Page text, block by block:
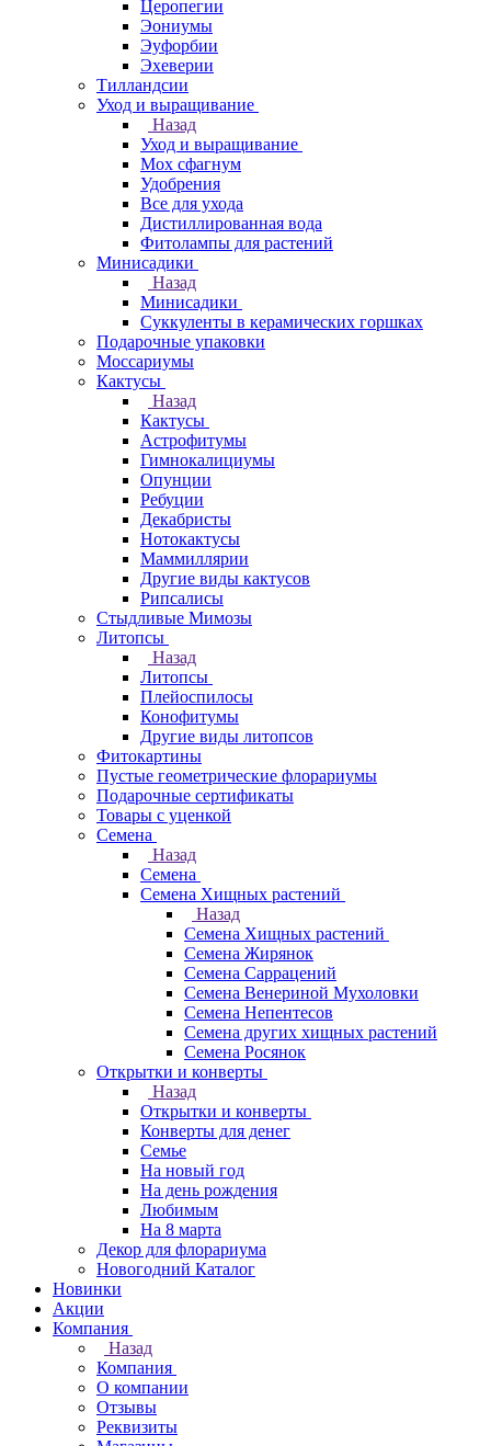
Церопегии
Эониумы
Эуфорбии
Эхеверии
Тилландсии
Уход и выращивание
Назад
Уход и выращивание
Мох сфагнум
Удобрения
Все для ухода
Дистиллированная вода
Фитолампы для растений
Минисадики
Назад
Минисадики
Суккуленты в керамических горшках
Подарочные упаковки
Моссариумы
Кактусы
Назад
Кактусы
Астрофитумы
Гимнокалициумы
Опунции
Ребуции
Декабристы
Нотокактусы
Маммиллярии
Другие виды кактусов
Рипсалисы
Стыдливые Мимозы
Литопсы
Назад
Литопсы
Плейоспилосы
Конофитумы
Другие виды литопсов
Фитокартины
Пустые геометрические флорариумы
Подарочные сертификаты
Товары с уценкой
Семена
Назад
Семена
Семена Хищных растений
Назад
Семена Хищных растений
Семена Жирянок
Семена Саррацений
Семена Венериной Мухоловки
Семена Непентесов
Семена других хищных растений
Семена Росянок
Открытки и конверты
Назад
Открытки и конверты
Конверты для денег
Семье
На новый год
На день рождения
Любимым
На 8 марта
Декор для флорариума
Новогодний Каталог
Новинки
Акции
Компания
Назад
Компания
О компании
Отзывы
Реквизиты